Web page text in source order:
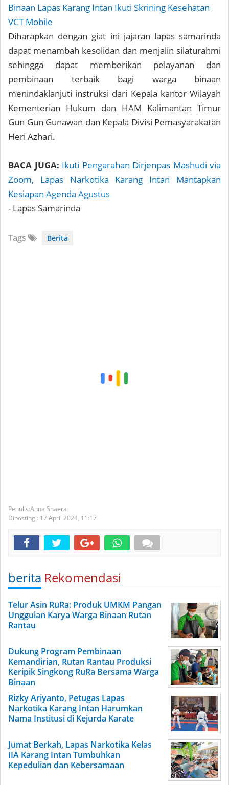
Binaan Lapas Karang Intan Ikuti Skrining Kesehatan
VCT Mobile
Diharapkan dengan giat ini jajaran lapas samarinda
dapat menambah kesolidan dan menjalin silaturahmi
sehingga dapat memberikan pelayanan dan
pembinaan terbaik bagi warga binaan
menindaklanjuti instruksi dari Kepala kantor Wilayah
Kementerian Hukum dan HAM Kalimantan Timur
Gun Gun Gunawan dan Kepala Divisi Pemasyarakatan
Heri Azhari.
BACA JUGA: Ikuti Pengarahan Dirjenpas Mashudi via
Zoom, Lapas Narkotika Karang Intan Mantapkan
Kesiapan Agenda Agustus
- Lapas Samarinda
Tags Berita
Anna Shaera
Diposting : 17 April 2024, 11:17
berita Rekomendasi
Telur Asin RuRa: Produk UMKM Pangan
Unggulan Karya Warga Binaan Rutan
Rantau
Dukung Program Pembinaan
Kemandirian, Rutan Rantau Produksi
Keripik Singkong RuRa Bersama Warga
Binaan
Rizky Ariyanto, Petugas Lapas
Narkotika Karang Intan Harumkan
Nama Institusi di Kejurda Karate
Jumat Berkah, Lapas Narkotika Kelas
IIA Karang Intan Tumbuhkan
Kepedulian dan Kebersamaan